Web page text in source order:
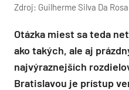
Zdroj: Guilherme Silva Da Rosa
Otázka miest sa teda
ako takých, ale aj
najvýraznejších
Bratislavou je prístup